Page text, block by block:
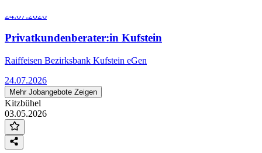
24.07.2026
Privatkundenberater:in Kufstein
Raiffeisen Bezirksbank Kufstein eGen
24.07.2026
Mehr Jobangebote Zeigen
Kitzbühel
03.05.2026